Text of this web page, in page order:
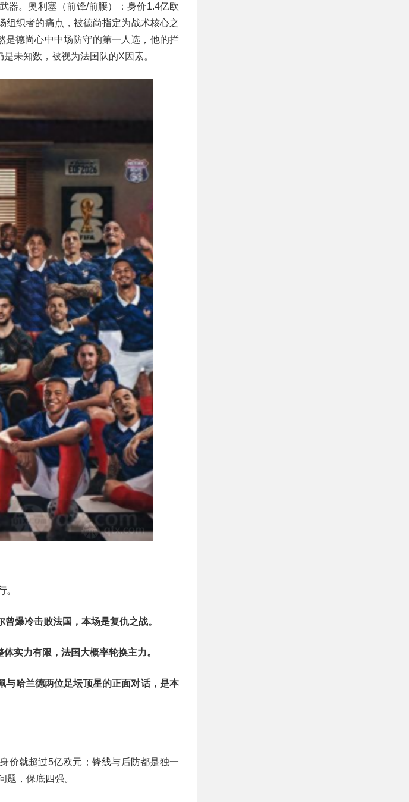
器。奥利塞（前锋/前腰）‌：身价1.4亿欧
组织者的痛点，被德尚指定为战术核心之
是德尚心中中场防守的第一人选，他的拦
未知数，被视为法国队的X因素。
爆冷击败法国，本场是复仇之战。
实力有限，法国大概率轮换主力。
哈兰德两位足坛顶星的正面对话，是本
价就超过5亿欧元；锋线与后防都是独一
，保底四强。